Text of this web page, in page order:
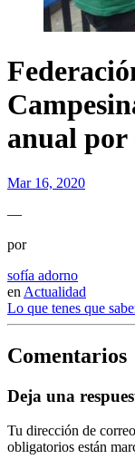
anual por
Mar 16, 2020
—
por
sofía adorno
en Actualidad
Lo que tenes que
Comentarios
Deja una
Tu dirección de
obligatorios están